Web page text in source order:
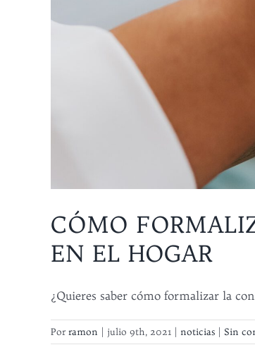
CÓMO
EN EL HOGAR
¿Quieres saber cómo formalizar la
Porramon julio 9th, 2021 noticias Sin